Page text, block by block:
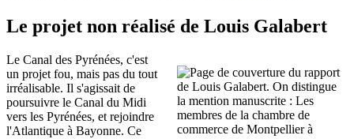
Le projet non réalisé de Louis Galabert
Le Canal des Pyrénées, c'est
un projet fou, mais pas du tout
irréalisable. Il s'agissait de
poursuivre le Canal du Midi
vers les Pyrénées, et rejoindre
l'Atlantique à Bayonne. Ce